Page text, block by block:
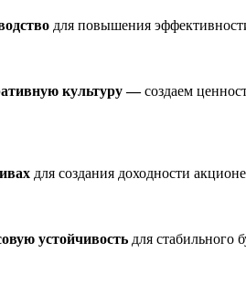
для повышения
культуру —создаем
для создания доходности
устойчивость для стабильного